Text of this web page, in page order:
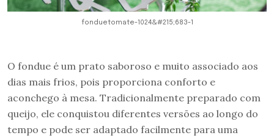
fonduetomate-1024&#215;683-1
O fondue é um prato saboroso e muito associado aos
dias mais frios, pois proporciona conforto e
aconchego à mesa. Tradicionalmente preparado com
queijo, ele conquistou diferentes versões ao longo do
tempo e pode ser adaptado facilmente para uma